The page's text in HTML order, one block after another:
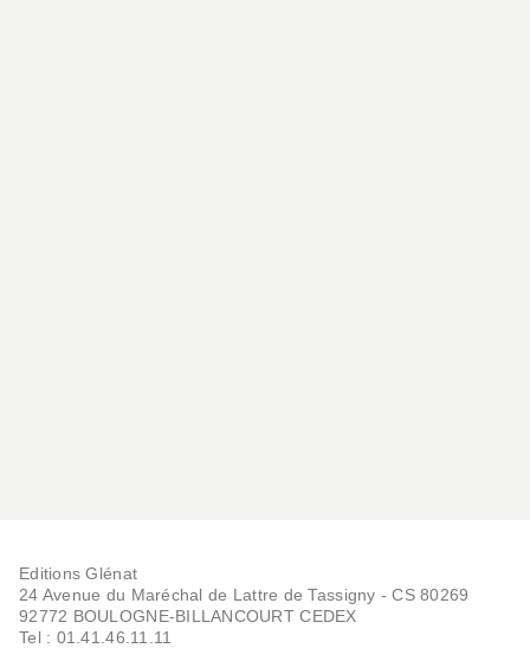
Editions Glénat
24 Avenue du Maréchal de Lattre de Tassigny - CS 80269
92772 BOULOGNE-BILLANCOURT CEDEX
Tel : 01.41.46.11.11